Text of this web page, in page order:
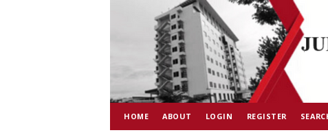
HOME ABOUT LOGIN REGISTER